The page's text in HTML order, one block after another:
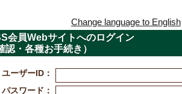
Change language to English
会員Webサイトへのログイン
認・各種お手続き）
ユーザーID：
パスワード：